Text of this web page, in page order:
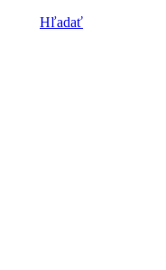
Hľadať